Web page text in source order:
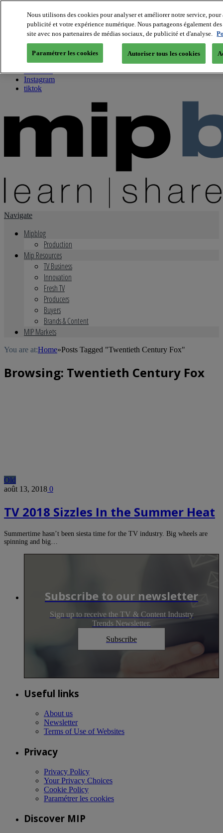
About us
Twitter
Facebook
Youtube
Instagram
tiktok
Navigate
Mipblog
Production
Mip Resources
TV Business
Innovation
Fresh TV
Producers
Buyers
Brands & Content
MIP Markets
You are at:Home»Posts Tagged "Twentieth Century Fox"
Browsing: Twentieth Century Fox
Old
août 13, 2018 0
TV 2018 Sizzles In the Summer Heat
Summertime hasn’t been siesta time for the TV industry. Big wheels are
spinning and big…
Subscribe to our newsletter
Sign up to receive the TV & Content Industry
Trends Newsletter.
Subscribe
Useful links
About us
Newsletter
Terms of Use of Websites
Privacy
Privacy Policy
Your Privacy Choices
Cookie Policy
Paramétrer les cookies
Discover MIP
Nous utilisons des cookies pour analyser et améliorer notre service,
publicité et votre expérience numérique. Nous partageons également
site avec nos partenaires de médias sociaux, de publicité et d'analyse.
Paramétrer les cookies Autoriser tous les cookies